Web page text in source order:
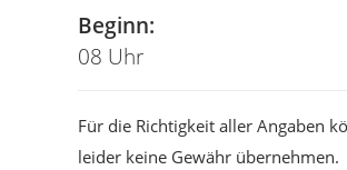
Beginn:
08 Uhr
Für die Richtigkeit aller Angaben
leider keine Gewähr übernehmen.